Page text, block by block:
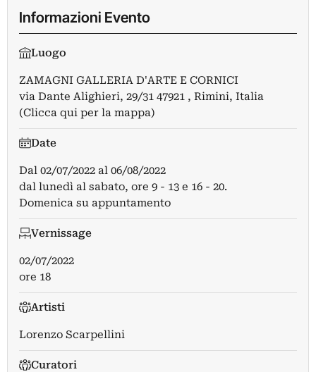
Informazioni Evento
Luogo
ZAMAGNI GALLERIA D'ARTE E CORNICI
via Dante Alighieri, 29/31 47921 , Rimini, Italia
(Clicca qui per la mappa)
Date
Dal 02/07/2022 al 06/08/2022
dal lunedì al sabato, ore 9 - 13 e 16 - 20.
Domenica su appuntamento
Vernissage
02/07/2022
ore 18
Artisti
Lorenzo Scarpellini
Curatori